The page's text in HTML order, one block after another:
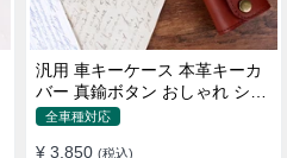
汎用 車キーケース 本革キーカ
バー 真鍮ボタン おしゃれ シン
プルデザイン
全車種対応
¥ 3,850 (税込)